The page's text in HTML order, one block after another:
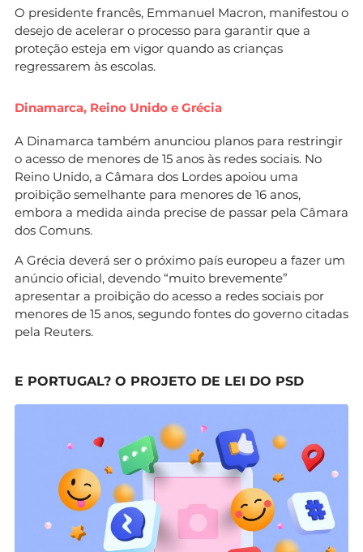
O presidente francês, Emmanuel Macron, manifestou o
desejo de acelerar o processo para garantir que a
proteção esteja em vigor quando as crianças
regressarem às escolas.
Dinamarca, Reino Unido e Grécia
A Dinamarca também anunciou planos para restringir
o acesso de menores de 15 anos às redes sociais. No
Reino Unido, a Câmara dos Lordes apoiou uma
proibição semelhante para menores de 16 anos,
embora a medida ainda precise de passar pela Câmara
dos Comuns.
A Grécia deverá ser o próximo país europeu a fazer um
anúncio oficial, devendo “muito brevemente”
apresentar a proibição do acesso a redes sociais por
menores de 15 anos, segundo fontes do governo citadas
pela Reuters.
E PORTUGAL? O PROJETO DE LEI DO PSD